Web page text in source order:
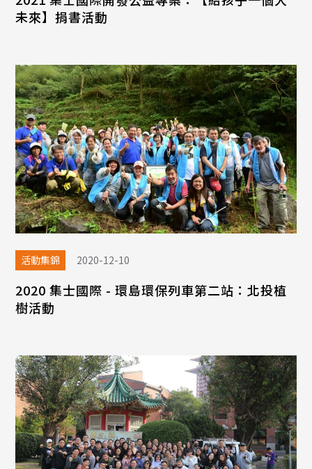
未來】捐書活動
活動集錦 2020-12-10
2020 集士國際 - 環島環保列車第二站：北投植
樹活動